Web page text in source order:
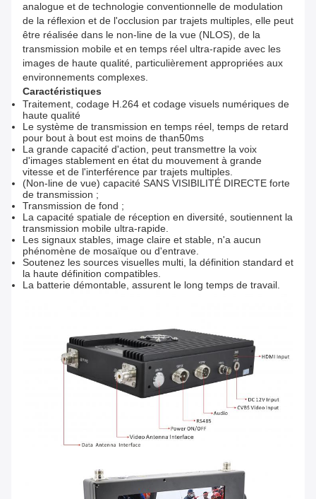
analogue et de technologie conventionnelle de modulation
de la réflexion et de l'occlusion par trajets multiples, elle peut
être réalisée dans le non-line de la vue (NLOS), de la
transmission mobile et en temps réel ultra-rapide avec les
images de haute qualité, particulièrement appropriées aux
environnements complexes.
Caractéristiques
Traitement, codage H.264 et codage visuels numériques de
haute qualité
Le système de transmission en temps réel, temps de retard
pour bout à bout est moins de than50ms
La grande capacité d'action, peut transmettre la voix
d'images stablement en état du mouvement à grande
vitesse et de l'interférence par trajets multiples.
(Non-line de vue) capacité SANS VISIBILITÉ DIRECTE forte
de transmission ;
Transmission de fond ;
La capacité spatiale de réception en diversité, soutiennent la
transmission mobile ultra-rapide.
Les signaux stables, image claire et stable, n'a aucun
phénomène de mosaïque ou d'entrave.
Soutenez les sources visuelles multi, la définition standard et
la haute définition compatibles.
La batterie démontable, assurent le long temps de travail.